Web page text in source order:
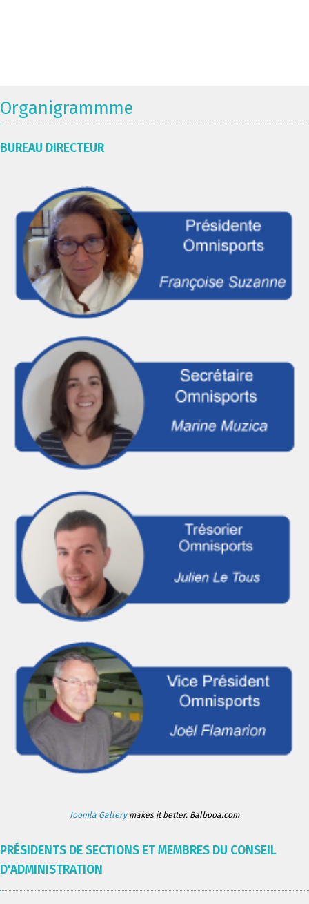
Organigrammme
BUREAU DIRECTEUR
Joomla Gallerymakes it better. Balbooa.com
PRÉSIDENTS DE SECTIONS ET MEMBRES DU CONSEIL
D'ADMINISTRATION